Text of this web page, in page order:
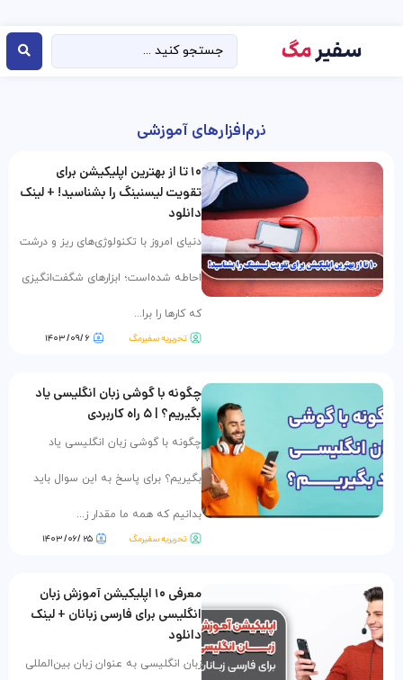
نرم‌افزارهای آموزشی
۱۰ تا از بهترین اپلیکیشن برای
تقویت لیسنینگ را بشناسید! + لینک
دانلود
دنیای امروز با تکنولوژی‌های ریز و درشت
احاطه شده‌است؛ ابزارهای شگفت‌انگیزی
که کارها را برا...
تحریریه سفیرمگ ۶ /۰۹/ ۱۴۰۳
چگونه با گوشی زبان انگلیسی یاد
بگیریم؟ | ۵ راه کاربردی
چگونه با گوشی زبان انگلیسی یاد
بگیریم؟ برای پاسخ به این سوال باید
بدانیم که همه ما مقدار ز...
تحریریه سفیرمگ ۲۵ /۰۶/ ۱۴۰۳
معرفی ۱۰ اپلیکیشن آموزش زبان
انگلیسی برای فارسی زبانان + لینک
دانلود
زبان انگلیسی به عنوان زبان بین‌المللی